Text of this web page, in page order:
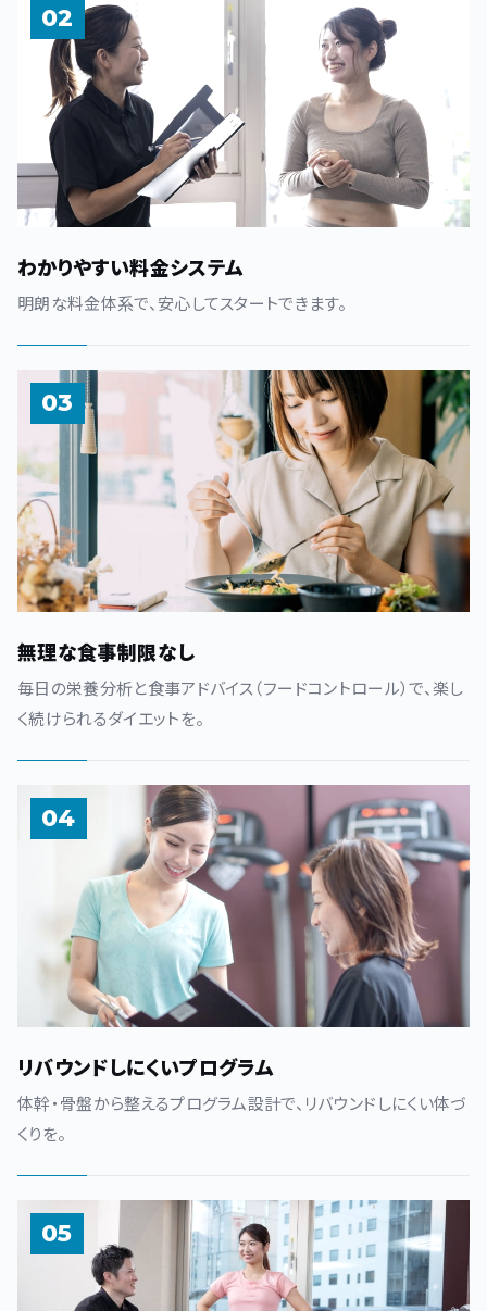
02
わかりやすい料金システム
明朗な料金体系で、安心してスタートできます。
03
無理な食事制限なし
毎日の栄養分析と食事アドバイス（フードコントロール）で、楽し
く続けられるダイエットを。
04
リバウンドしにくいプログラム
体幹・骨盤から整えるプログラム設計で、リバウンドしにくい体づ
くりを。
05